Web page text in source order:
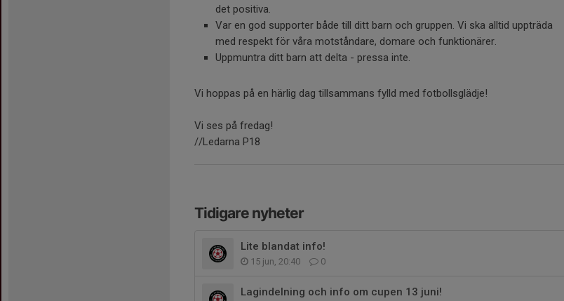
det positiva.
Var en god supporter både till ditt barn och gruppen. Vi ska alltid uppträda
med respekt för våra motståndare, domare och funktionärer.
Uppmuntra ditt barn att delta - pressa inte.
Vi hoppas på en härlig dag tillsammans fylld med fotbollsglädje!
Vi ses på fredag!
//Ledarna P18
Tidigare nyheter
Lite blandat info!
15 jun, 20:40 0
Lagindelning och info om cupen 13 juni!